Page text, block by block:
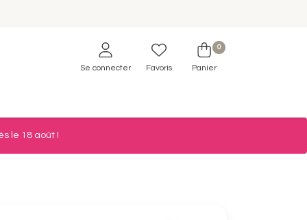
Se connecter Favoris
0
Panier
le 18 août !